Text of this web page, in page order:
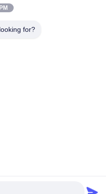
40Gigabit ईथरनेट डेटा सेंटर के
for?